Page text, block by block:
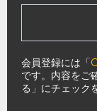
会員登録には「
です。内容をご
る」にチェック